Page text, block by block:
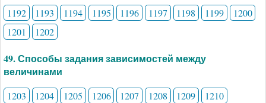
1192 1193 1194 1195 1196 1197 1198 1199
1200
1201
1202
49. Способы задания зависимостей между
величинами
1203 1204 1205 1206 1207 1208 1209 1210